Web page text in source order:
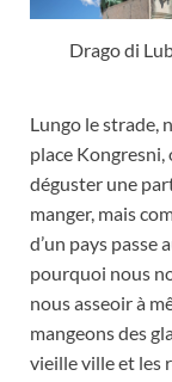
Drago di
Lungo le strade,
place Kongresni
déguster une
manger, mais
d’un pays passe
pourquoi nous
nous asseoir à
mangeons des
vieille ville et les